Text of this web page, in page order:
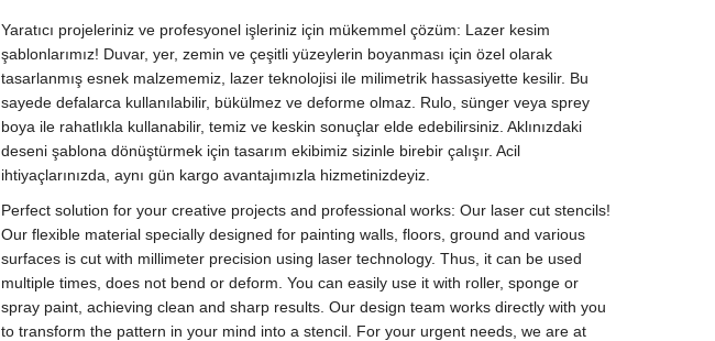
Malzeme
-
Rulo
&
Sünger
Uyumlu
Tasarım
Desteği
&
Aynı
Gün
Kargo
quantity
Yaratıcı projeleriniz ve profesyonel işleriniz için mükemmel çözüm: Lazer kesim
şablonlarımız! Duvar, yer, zemin ve çeşitli yüzeylerin boyanması için özel olarak
tasarlanmış esnek malzememiz, lazer teknolojisi ile milimetrik hassasiyette kesilir. Bu
sayede defalarca kullanılabilir, bükülmez ve deforme olmaz. Rulo, sünger veya sprey
boya ile rahatlıkla kullanabilir, temiz ve keskin sonuçlar elde edebilirsiniz. Aklınızdaki
deseni şablona dönüştürmek için tasarım ekibimiz sizinle birebir çalışır. Acil
ihtiyaçlarınızda, aynı gün kargo avantajımızla hizmetinizdeyiz.
Perfect solution for your creative projects and professional works: Our laser cut stencils!
Our flexible material specially designed for painting walls, floors, ground and various
surfaces is cut with millimeter precision using laser technology. Thus, it can be used
multiple times, does not bend or deform. You can easily use it with roller, sponge or
spray paint, achieving clean and sharp results. Our design team works directly with you
to transform the pattern in your mind into a stencil. For your urgent needs, we are at